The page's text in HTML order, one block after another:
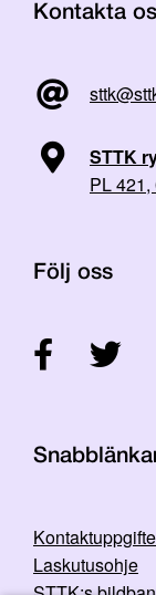
Kontakta
STTK
PL
Följ oss
Laskutusohje